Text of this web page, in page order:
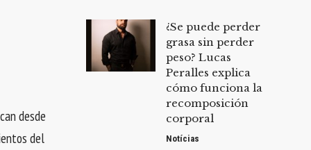
desde
del
¿Se puede perder
grasa sin perder
peso? Lucas
Peralles explica
cómo funciona la
recomposición
corporal
Notícias